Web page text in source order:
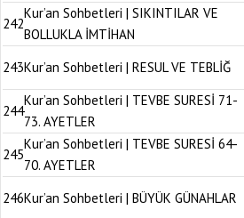
242
Kur’an Sohbetleri | SIKINTILAR VE
BOLLUKLA İMTİHAN
243Kur’an Sohbetleri | RESUL VE TEBLİĞ
244
Kur’an Sohbetleri | TEVBE SURESİ 71-
73. AYETLER
245
Kur’an Sohbetleri | TEVBE SURESİ 64-
70. AYETLER
246Kur’an Sohbetleri | BÜYÜK GÜNAHLAR